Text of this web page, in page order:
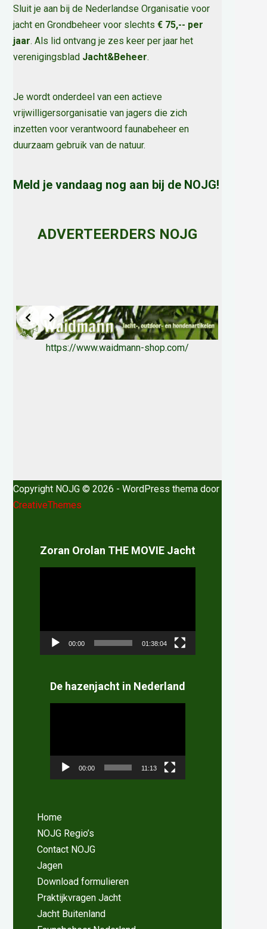
Sluit je aan bij de Nederlandse Organisatie voor
jacht en Grondbeheer voor slechts€ 75,-- per
jaar. Als lid ontvang je zes keer per jaar het
verenigingsblad Jacht&Beheer.
Je wordt onderdeel van een actieve
vrijwilligersorganisatie van jagers die zich
inzetten voor verantwoord faunabeheer en
duurzaam gebruik van de natuur.
Meld je vandaag nog aan bij de NOJG!
ADVERTEERDERS NOJG
https://www.waidmann-shop.com/
Copyright NOJG © 2026 - WordPress thema door
CreativeThemes
Zoran Orolan THE MOVIE Jacht
00:00 01:38:04
De hazenjacht in Nederland
00:00 11:13
Home
NOJG Regio’s
Contact NOJG
Jagen
Download formulieren
Praktijkvragen Jacht
Jacht Buitenland